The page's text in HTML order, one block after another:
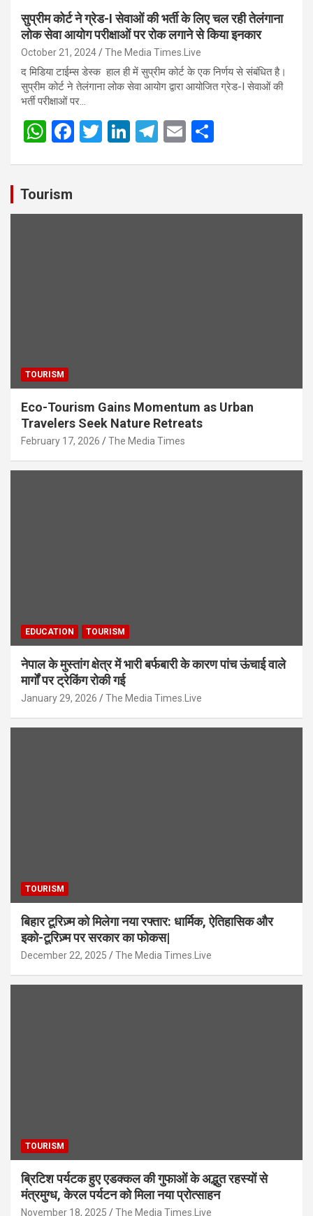
सुप्रीम कोर्ट ने ग्रेड-I सेवाओं की भर्ती के लिए चल रही तेलंगाना
लोक सेवा आयोग परीक्षाओं पर रोक लगाने से किया इनकार
October 21, 2024 The Media Times.Live
द मिडिया टाईम्स डेस्क हाल ही में सुप्रीम कोर्ट के एक निर्णय से संबंधित है।
सुप्रीम कोर्ट ने तेलंगाना लोक सेवा आयोग द्वारा आयोजित ग्रेड-I सेवाओं की
भर्ती परीक्षाओं पर…
W
s
A
F
o
T
Li
n
T
a
E
Tourism
TOURISM
Eco-Tourism Gains Momentum as Urban
Travelers Seek Nature Retreats
February 17, 2026 The Media Times
EDUCATION TOURISM
नेपाल के मुस्तांग क्षेत्र में भारी बर्फबारी के कारण पांच ऊंचाई वाले
मार्गों पर ट्रेकिंग रोकी गई
January 29, 2026 The Media Times.Live
TOURISM
बिहार टूरिज़्म को मिलेगा नया रफ्तार: धार्मिक, ऐतिहासिक और
इको-टूरिज़्म पर सरकार का फोकस|
December 22, 2025 The Media Times.Live
TOURISM
ब्रिटिश पर्यटक हुए एडक्कल की गुफाओं के अद्भुत रहस्यों से
मंत्रमुग्ध, केरल पर्यटन को मिला नया प्रोत्साहन
November 18, 2025 The Media Times.Live